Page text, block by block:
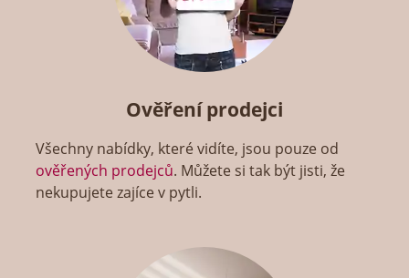
Ověření prodejci
Všechny nabídky, které vidíte, jsou pouze od
ověřených prodejců. Můžete si tak být jisti, že
nekupujete zajíce v pytli.